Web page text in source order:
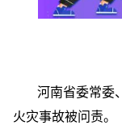
河南省委常委
火灾事故被问责。